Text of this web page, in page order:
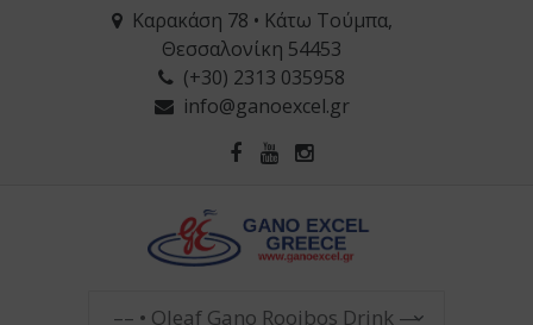
Καρακάση 78 • Κάτω Τούμπα,
Θεσσαλονίκη 54453
(+30) 2313 035958
info@ganoexcel.gr